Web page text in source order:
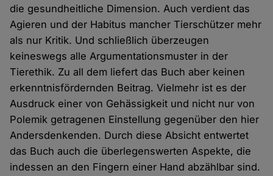
die gesundheitliche Dimension. Auch verdient das
Agieren und der Habitus mancher Tierschützer mehr
als nur Kritik. Und schließlich überzeugen
keineswegs alle Argumentationsmuster in der
Tierethik. Zu all dem liefert das Buch aber keinen
erkenntnisfördernden Beitrag. Vielmehr ist es der
Ausdruck einer von Gehässigkeit und nicht nur von
Polemik getragenen Einstellung gegenüber den hier
Andersdenkenden. Durch diese Absicht entwertet
das Buch auch die überlegenswerten Aspekte, die
indessen an den Fingern einer Hand abzählbar sind.